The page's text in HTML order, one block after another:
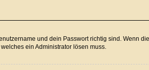
und dein Passwort richtig sind. Wenn
ein Administrator lösen muss.